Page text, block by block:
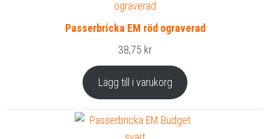
Passerbricka EM röd ograverad
38,75 kr
Lägg till i varukorg